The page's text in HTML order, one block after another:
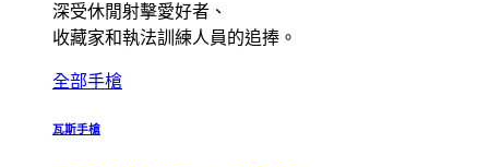
深受休閒射擊愛好者、
收藏家和執法訓練人員的追捧。
全部手槍
瓦斯手槍